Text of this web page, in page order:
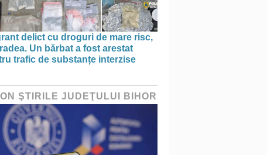
delict cu droguri de mare risc,
Un bărbat a fost arestat
trafic de substanțe interzise
ŞTIRILE JUDEŢULUI BIHOR